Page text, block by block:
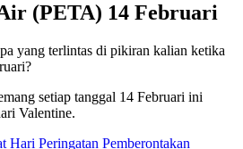
(PETA) 14 Februari
yang terlintas di pikiran kalian ketika
setiap tanggal 14 Februari ini
Valentine.
Hari Peringatan Pemberontakan